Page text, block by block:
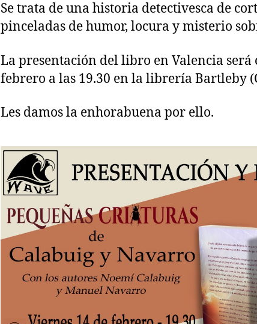
Se trata de una historia detectivesca de
pinceladas de humor, locura y misterio
La presentación del libro en Valencia será
febrero a las 19.30 en la librería Bartleby
Les damos la enhorabuena por ello.